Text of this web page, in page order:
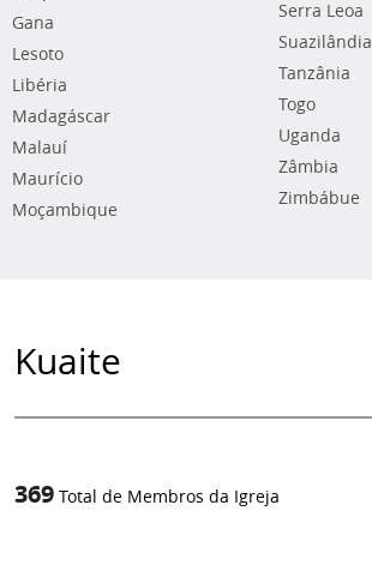
Gana
Lesoto
Libéria
Madagáscar
Malauí
Maurício
Moçambique
Serra Leoa
Suazilândia
Tanzânia
Togo
Uganda
Zâmbia
Zimbábue
Kuaite
369 Total de Membros da Igreja